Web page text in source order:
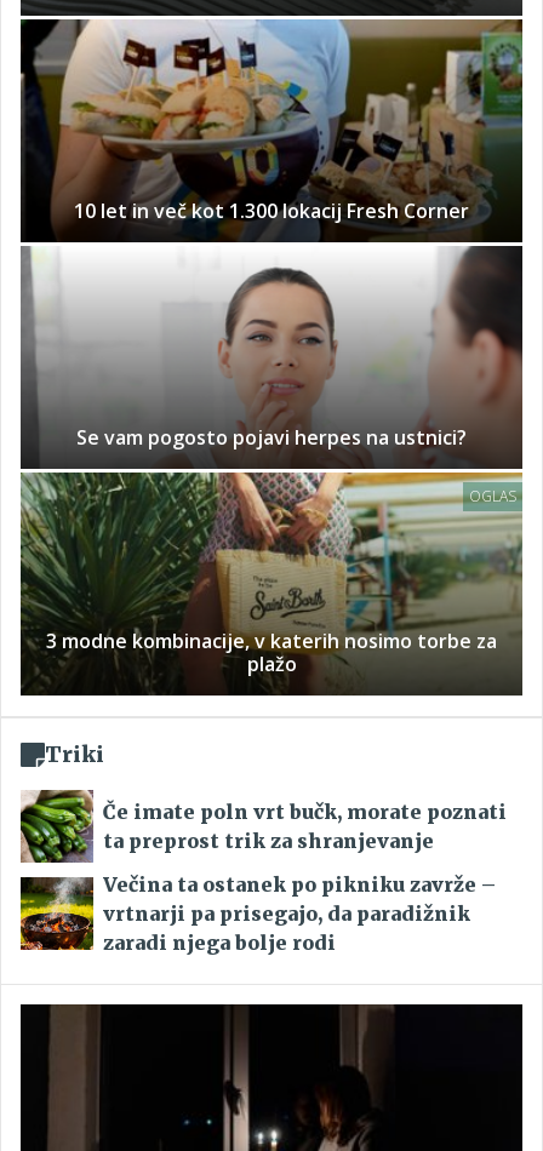
10 let in več kot 1.300 lokacij Fresh Corner
Se vam pogosto pojavi herpes na ustnici?
OGLAS
3 modne kombinacije, v katerih nosimo torbe za
plažo
Triki
Če imate poln vrt bučk, morate poznati
ta preprost trik za shranjevanje
Večina ta ostanek po pikniku zavrže –
vrtnarji pa prisegajo, da paradižnik
zaradi njega bolje rodi